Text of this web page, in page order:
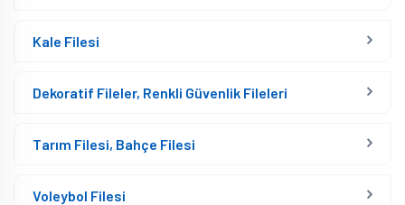
Kale Filesi
Dekoratif Fileler, Renkli Güvenlik Fileleri
Tarım Filesi, Bahçe Filesi
Voleybol Filesi